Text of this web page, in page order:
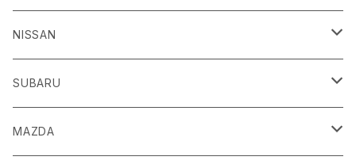
H24/4～R3/8 ZN6
GR86
R3/10～ ZN8
ｂＢ
H17/12～H28/8 20系
ｂZ４X
ＣＴ
H23/1～R4/11
ＥＳ
H30/10～
ＧＳ
NISSAN
ＡＤ
H18/12～ Y12
ＧＴ－Ｒ
SUBARU
ＢＲＺ
MAZDA